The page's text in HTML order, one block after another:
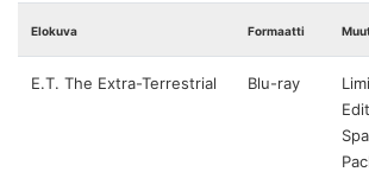
Elokuva Formaatti
E.T. The Extra-Terrestrial Blu-ray